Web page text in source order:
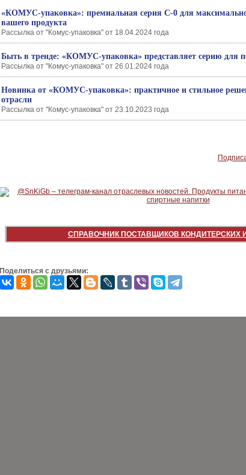
«КОМУС-упаковка»: премиальная серия С-0 для
вашего продукта
Рассылка от "Комус-упаковка" от 18.04.2024 года
Быть в тренде: «КОМУС-упаковка» представляет серию для
Рассылка от "Комус-упаковка" от 26.01.2024 года
Новинка от «КОМУС-упаковка»: практичное и стильное
отрасли
Рассылка от "Комус-упаковка" от 23.10.2023 года
СПРАВОЧНИК ПОСТАВЩИКОВ КОНДИТЕРСКИХ
Поделиться с друзьями: